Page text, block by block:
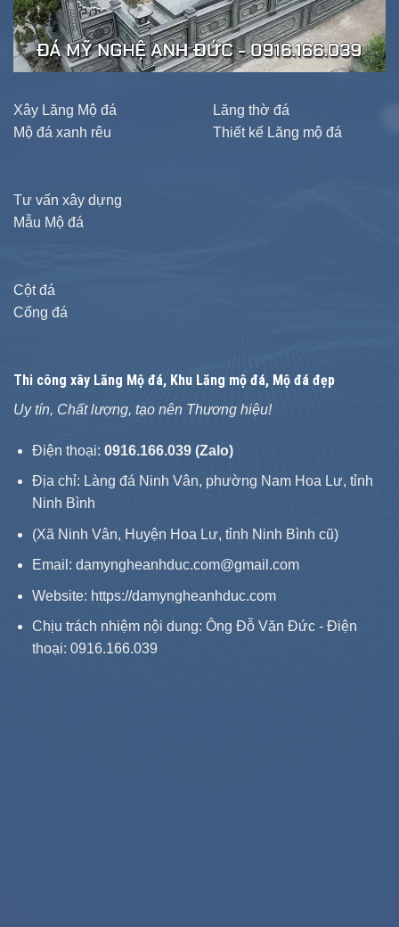
Xây Lăng Mộ đá
Mộ đá xanh rêu
Lăng thờ đá
Thiết kế Lăng mộ đá
Tư vấn xây dựng
Mẫu Mộ đá
Cột đá
Cổng đá
Thi công xây Lăng Mộ đá, Khu Lăng mộ đá, Mộ đá đẹp
Uy tín, Chất lượng, tạo nên Thương hiệu!
Điện thoại: 0916.166.039 (Zalo)
Địa chỉ: Làng đá Ninh Vân, phường Nam Hoa Lư, tỉnh
Ninh Bình
(Xã Ninh Vân, Huyện Hoa Lư, tỉnh Ninh Bình cũ)
Email: damyngheanhduc.com@gmail.com
Website: https://damyngheanhduc.com
Chịu trách nhiệm nội dung: Ông Đỗ Văn Đức - Điện
thoại: 0916.166.039